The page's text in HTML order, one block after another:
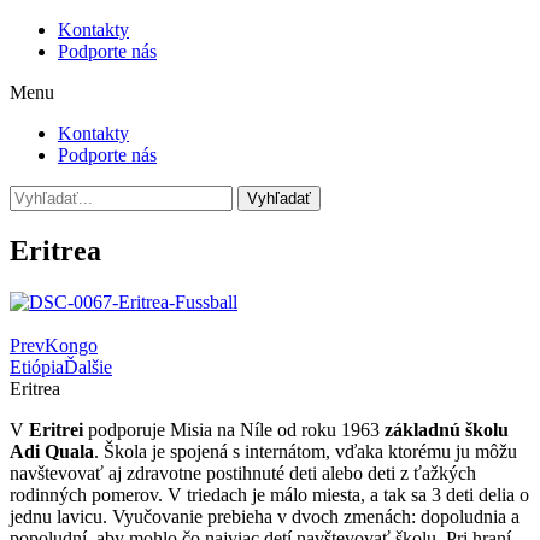
Kontakty
Podporte nás
Menu
Kontakty
Podporte nás
Vyhľadať
Eritrea
PrevKongo
EtiópiaĎalšie
Eritrea
V Eritrei podporuje Misia na Níle od roku 1963 základnú školu
Adi Quala. Škola je spojená s internátom, vďaka ktorému ju môžu
navštevovať aj zdravotne postihnuté deti alebo deti z ťažkých
rodinných pomerov. V triedach je málo miesta, a tak sa 3 deti delia o
jednu lavicu. Vyučovanie prebieha v dvoch zmenách: dopoludnia a